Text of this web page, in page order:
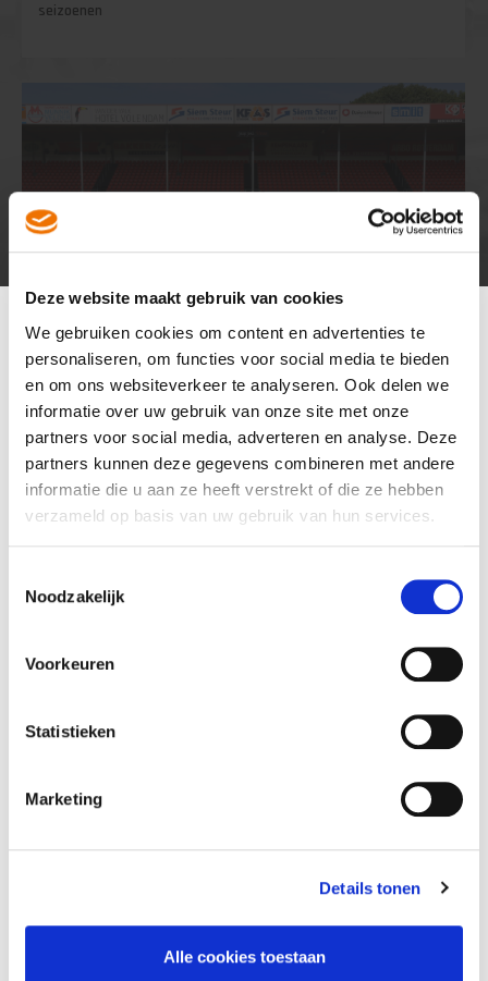
Deze website maakt gebruik van cookies
We gebruiken cookies om content en advertenties te
personaliseren, om functies voor social media te bieden
en om ons websiteverkeer te analyseren. Ook delen we
informatie over uw gebruik van onze site met onze
partners voor social media, adverteren en analyse. Deze
partners kunnen deze gegevens combineren met andere
informatie die u aan ze heeft verstrekt of die ze hebben
verzameld op basis van uw gebruik van hun services.
Noodzakelijk
Voorkeuren
Statistieken
Marketing
Details tonen
Alle cookies toestaan
seizoenen
15
AUG
Rijschool West-Friesland en FC Volendam leiden samen talent op